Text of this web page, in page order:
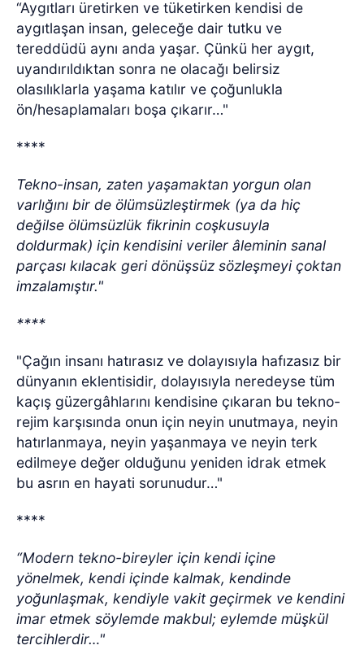
“Aygıtları üretirken ve tüketirken kendisi de
aygıtlaşan insan, geleceğe dair tutku ve
tereddüdü aynı anda yaşar. Çünkü her aygıt,
uyandırıldıktan sonra ne olacağı belirsiz
olasılıklarla yaşama katılır ve çoğunlukla
ön/hesaplamaları boşa çıkarır…"
****
Tekno-insan, zaten yaşamaktan yorgun olan
varlığını bir de ölümsüzleştirmek (ya da hiç
değilse ölümsüzlük fikrinin coşkusuyla
doldurmak) için kendisini veriler âleminin sanal
parçası kılacak geri dönüşsüz sözleşmeyi çoktan
imzalamıştır."
****
"Çağın insanı hatırasız ve dolayısıyla hafızasız bir
dünyanın eklentisidir, dolayısıyla neredeyse tüm
kaçış güzergâhlarını kendisine çıkaran bu tekno-
rejim karşısında onun için neyin unutmaya, neyin
hatırlanmaya, neyin yaşanmaya ve neyin terk
edilmeye değer olduğunu yeniden idrak etmek
bu asrın en hayati sorunudur…"
****
“Modern tekno-bireyler için kendi içine
yönelmek, kendi içinde kalmak, kendinde
yoğunlaşmak, kendiyle vakit geçirmek ve kendini
imar etmek söylemde makbul; eylemde müşkül
tercihlerdir…"